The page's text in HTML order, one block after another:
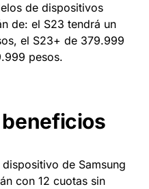
de dispositivos
de: el S23 tendrá un
el S23+ de 379.999
pesos.
beneficios
de Samsung
con 12 cuotas sin